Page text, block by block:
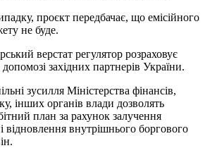
проєкт передбачає, що емісійного
не буде.
верстат регулятор розраховує
західних партнерів України.
зусилля Міністерства фінансів,
інших органів влади дозволять
план за рахунок залучення
відновлення внутрішнього боргового